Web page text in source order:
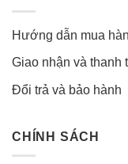
Hướng dẫn mua
Giao nhận và thanh
Đổi trả và bảo hành
CHÍNH SÁCH